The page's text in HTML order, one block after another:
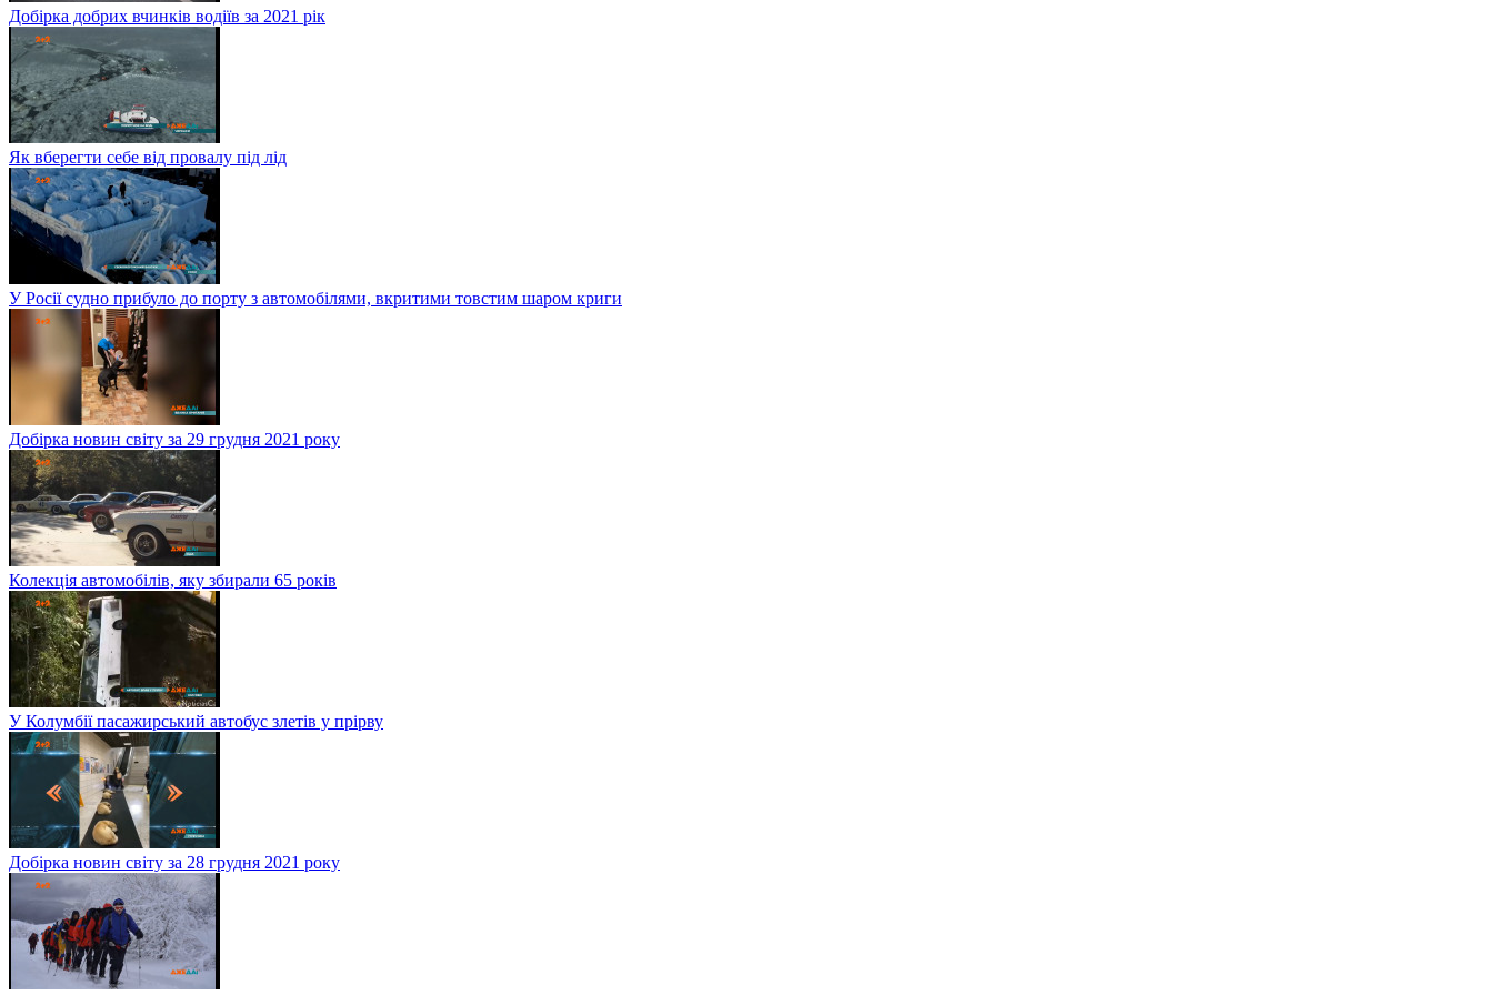
Добірка добрих вчинків водіїв за 2021 рік
Як вберегти себе від провалу під лід
У Росії судно прибуло до порту з автомобілями, вкритими товстим шаром криги
Добірка новин світу за 29 грудня 2021 року
Колекція автомобілів, яку збирали 65 років
У Колумбії пасажирський автобус злетів у прірву
Добірка новин світу за 28 грудня 2021 року